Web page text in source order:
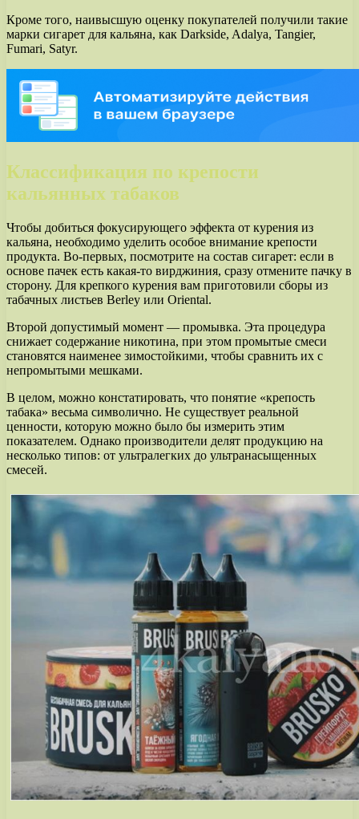
Кроме того, наивысшую оценку покупателей получили такие
марки сигарет для кальяна, как Darkside, Adalya, Tangier,
Fumari, Satyr.
Классификация по крепости
кальянных табаков
Чтобы добиться фокусирующего эффекта от курения из
кальяна, необходимо уделить особое внимание крепости
продукта. Во-первых, посмотрите на состав сигарет: если в
основе пачек есть какая-то вирджиния, сразу отмените пачку в
сторону. Для крепкого курения вам приготовили сборы из
табачных листьев Berley или Oriental.
Второй допустимый момент — промывка. Эта процедура
снижает содержание никотина, при этом промытые смеси
становятся наименее зимостойкими, чтобы сравнить их с
непромытыми мешками.
В целом, можно констатировать, что понятие «крепость
табака» весьма символично. Не существует реальной
ценности, которую можно было бы измерить этим
показателем. Однако производители делят продукцию на
несколько типов: от ультралегких до ультранасыщенных
смесей.